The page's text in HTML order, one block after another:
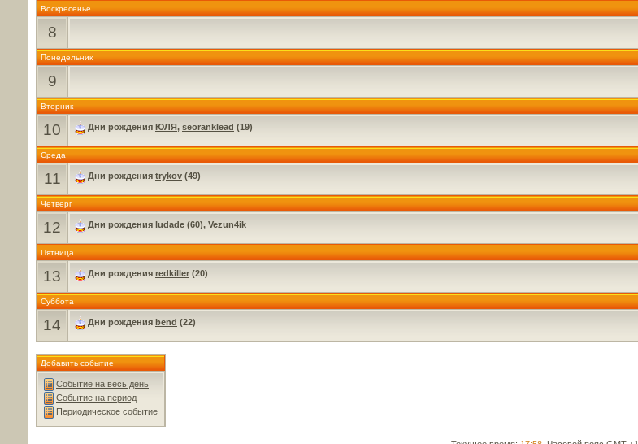
Воскресенье
8
Понедельник
9
Вторник
10 Дни рождения ЮЛЯ, seoranklead (19)
Среда
11 Дни рождения trykov (49)
Четверг
12 Дни рождения ludade (60), Vezun4ik
Пятница
13 Дни рождения redkiller (20)
Суббота
14 Дни рождения bend (22)
Добавить событие
Событие на весь день
Событие на период
Периодическое событие